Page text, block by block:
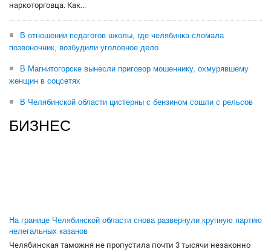
наркоторговца. Как...
В отношении педагогов школы, где челябинка сломала
позвоночник, возбудили уголовное дело
В Магнитогорске вынесли приговор мошеннику, охмурявшему
женщин в соцсетях
В Челябинской области цистерны с бензином сошли с рельсов
БИЗНЕС
На границе Челябинской области снова развернули крупную партию
нелегальных казанов
Челябинская таможня не пропустила почти 3 тысячи незаконно